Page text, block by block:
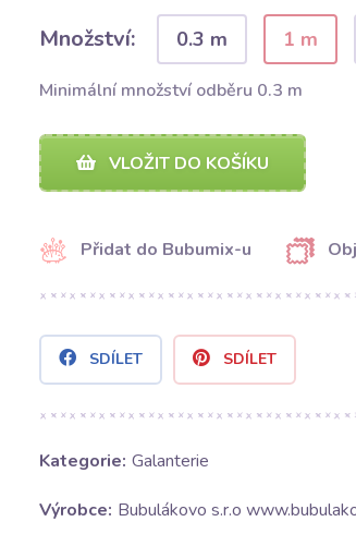
Množství: 0.3 m 1 m
Minimální množství odběru 0.3 m
VLOŽIT DO KOŠÍKU
Přidat do Bubumix-u
SDÍLET SDÍLET
Kategorie: Galanterie
Výrobce: Bubulákovo s.r.o